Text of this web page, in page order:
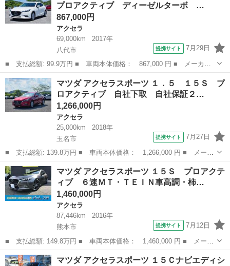
プロアクティブ ディーゼルターボ …
867,000円
アクセラ
69,000km
2017年
八代市
提携サイト 7月29日
■ 支払総額: 99.9万円 ■ 車両本体価格： 867,000 円 ■ メーカー
名： マツダ ■ 車種名： アクセラスポーツ ■ グレード名：
１．５ １５ＸＤ プロアクティブ ディーゼルターボ 自社下取
自社保証２年走...
熊本 八代市 アクセラ
マツダ アクセラスポーツ １．５ １５Ｓ プ
ロアクティブ 自社下取 自社保証２…
1,266,000円
アクセラ
25,000km
2018年
玉名市
提携サイト 7月27日
■ 支払総額: 139.8万円 ■ 車両本体価格： 1,266,000 円 ■ メーカ
ー名： マツダ ■ 車種名： アクセラスポーツ ■ グレード名：
１．５ １５Ｓ プロアクティブ 自社下取 自社保証２年走行無制
限 ■ ...
熊本 玉名市 アクセラ
マツダ アクセラスポーツ １５Ｓ プロアクテ
ィブ ６速ＭＴ・ＴＥＩＮ車高調・柿…
1,460,000円
アクセラ
87,446km
2016年
熊本市
提携サイト 7月12日
■ 支払総額: 149.8万円 ■ 車両本体価格： 1,460,000 円 ■ メーカ
ー名： マツダ ■ 車種名： アクセラスポーツ ■ グレード名：
１５Ｓ プロアクティブ ６速ＭＴ・ＴＥＩＮ車高調・柿本マフラ
熊本 熊本市 アクセラ
マツダ アクセラスポーツ １５Ｃナビエディシ